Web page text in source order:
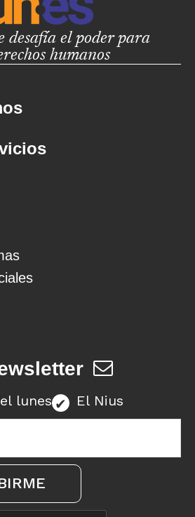
desafía el poder para
humanos
lunes El Nius